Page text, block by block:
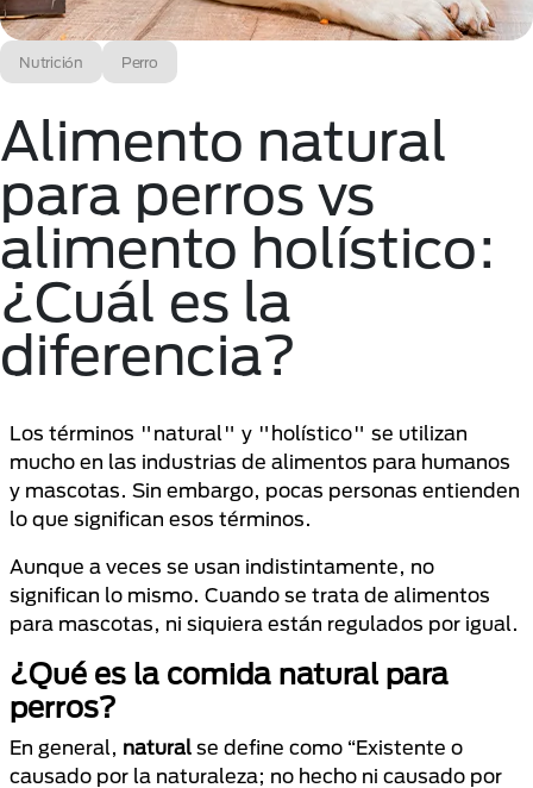
Nutrición Perro
Alimento natural
para perros vs
alimento holístico:
¿Cuál es la
diferencia?
Los términos "natural" y "holístico" se utilizan
mucho en las industrias de alimentos para humanos
y mascotas. Sin embargo, pocas personas entienden
lo que significan esos términos.
Aunque a veces se usan indistintamente, no
significan lo mismo. Cuando se trata de alimentos
para mascotas, ni siquiera están regulados por igual.
¿Qué es la comida natural para
perros?
En general, natural se define como “Existente o
causado por la naturaleza; no hecho ni causado por